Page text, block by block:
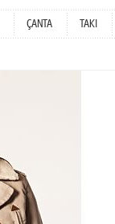
ÇANTA TAKI